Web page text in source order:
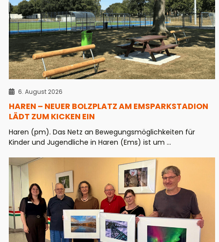
6. August 2026
HAREN – NEUER BOLZPLATZ AM EMSPARKSTADION
LÄDT ZUM KICKEN EIN
Haren (pm). Das Netz an Bewegungsmöglichkeiten für
Kinder und Jugendliche in Haren (Ems) ist um ...